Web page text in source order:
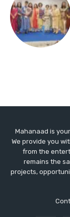
Mahanaad is
We provide you
from the
remains the
projects,